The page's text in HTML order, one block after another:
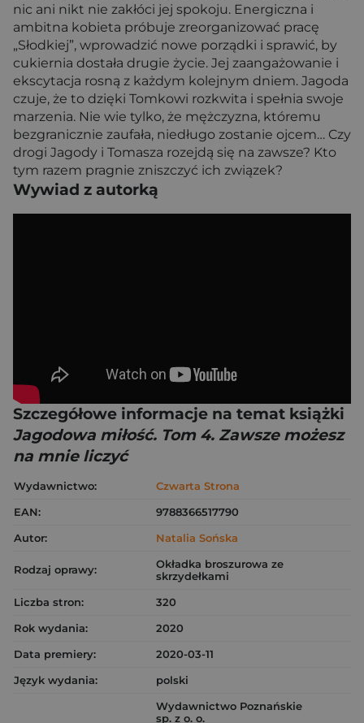
nic ani nikt nie zakłóci jej spokoju. Energiczna i
ambitna kobieta próbuje zreorganizować pracę
„Słodkiej”, wprowadzić nowe porządki i sprawić, by
cukiernia dostała drugie życie. Jej zaangażowanie i
ekscytacja rosną z każdym kolejnym dniem. Jagoda
czuje, że to dzięki Tomkowi rozkwita i spełnia swoje
marzenia. Nie wie tylko, że mężczyzna, któremu
bezgranicznie zaufała, niedługo zostanie ojcem… Czy
drogi Jagody i Tomasza rozejdą się na zawsze? Kto
tym razem pragnie zniszczyć ich związek?
Wywiad z autorką
Szczegółowe informacje na temat książki
Jagodowa miłość. Tom 4. Zawsze możesz
na mnie liczyć
Wydawnictwo:
Czwarta Strona
EAN:
9788366517790
Autor:
Natalia Sońska
Rodzaj oprawy:
Okładka broszurowa ze
skrzydełkami
Liczba stron:
320
Rok wydania:
2020
Data premiery:
2020-03-11
Język wydania:
polski
Wydawnictwo Poznańskie
sp. z o. o.